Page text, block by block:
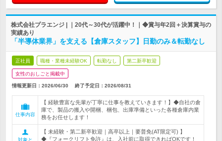
株式会社プラエンジ | ｜20代～30代が活躍中！｜◆賞与年2回＋決算賞与の
実績あり
「半導体業界」を支える【倉庫スタッフ】日勤のみ＆転勤なし
正社員 職種・業種未経験OK 転勤なし 第二新卒歓迎
女性のおしごと掲載中
情報更新日：2026/06/30 終了予定日： 2026/08/31
仕事内容
【 経験豊富な先輩が丁寧に仕事を教えていきます！】◆自社の倉
庫で、製品の搬入や開梱、梱包、出庫準備といった各種倉庫内業
務をお任せします！
対象と
【 未経験・第二新卒歓迎｜高卒以上｜要普免(AT限定可) 】
◆『フォークリフト免許』は、入社前に取得できればOKです！